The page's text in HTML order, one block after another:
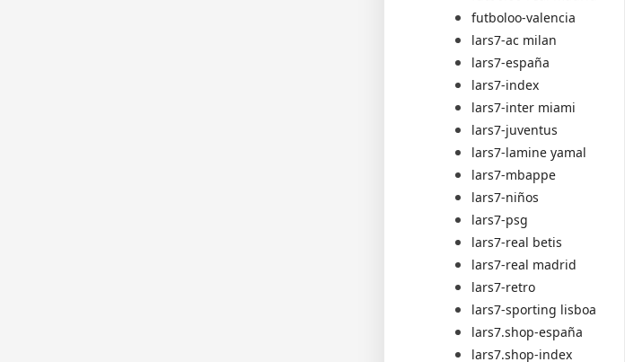
futboloo-valencia
lars7-ac milan
lars7-españa
lars7-index
lars7-inter miami
lars7-juventus
lars7-lamine yamal
lars7-mbappe
lars7-niños
lars7-psg
lars7-real betis
lars7-real madrid
lars7-retro
lars7-sporting lisboa
lars7.shop-españa
lars7.shop-index